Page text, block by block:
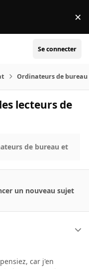
×
Se connecter
Ordinateurs de bureau
lecteurs de
de bureau et
un nouveau sujet
car j'en